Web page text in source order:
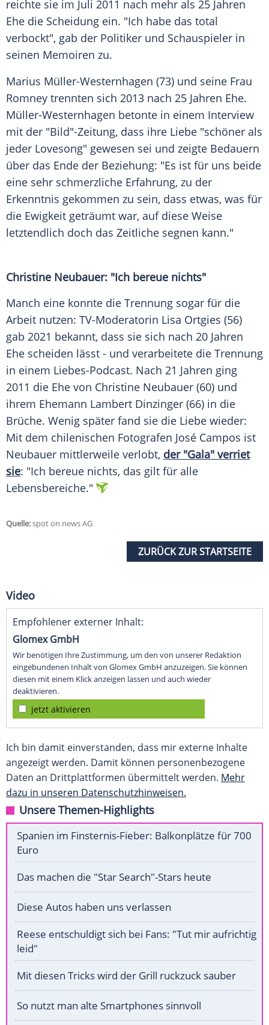
reichte sie im Juli 2011 nach mehr als 25 Jahren
Ehe die Scheidung ein. "Ich habe das total
verbockt", gab der Politiker und Schauspieler in
seinen Memoiren zu.
Marius Müller-Westernhagen (73) und seine Frau
Romney trennten sich 2013 nach 25 Jahren Ehe.
Müller-Westernhagen betonte in einem Interview
mit der "Bild"-Zeitung, dass ihre Liebe "schöner als
jeder Lovesong" gewesen sei und zeigte Bedauern
über das Ende der Beziehung: "Es ist für uns beide
eine sehr schmerzliche Erfahrung, zu der
Erkenntnis gekommen zu sein, dass etwas, was für
die Ewigkeit geträumt war, auf diese Weise
letztendlich doch das Zeitliche segnen kann."
Christine Neubauer: "Ich bereue nichts"
Manch eine konnte die Trennung sogar für die
Arbeit nutzen: TV-Moderatorin Lisa Ortgies (56)
gab 2021 bekannt, dass sie sich nach 20 Jahren
Ehe scheiden lässt - und verarbeitete die Trennung
in einem Liebes-Podcast. Nach 21 Jahren ging
2011 die Ehe von Christine Neubauer (60) und
ihrem Ehemann Lambert Dinzinger (66) in die
Brüche. Wenig später fand sie die Liebe wieder:
Mit dem chilenischen Fotografen José Campos ist
Neubauer mittlerweile verlobt, der "Gala" verriet
sie: "Ich bereue nichts, das gilt für alle
Lebensbereiche."
Quelle:spot on news AG
ZURÜCK ZUR STARTSEITE
Video
Empfohlener externer Inhalt:
Glomex GmbH
Wir benötigen Ihre Zustimmung, um den von unserer Redaktion
eingebundenen Inhalt von Glomex GmbH anzuzeigen. Sie können
diesen mit einem Klick anzeigen lassen und auch wieder
deaktivieren.
jetzt aktivieren
Ich bin damit einverstanden, dass mir externe Inhalte
angezeigt werden. Damit können personenbezogene
Daten an Drittplattformen übermittelt werden. Mehr
dazu in unseren Datenschutzhinweisen.
Unsere Themen-Highlights
Spanien im Finsternis-Fieber: Balkonplätze für 700
Euro
Das machen die "Star Search"-Stars heute
Diese Autos haben uns verlassen
Reese entschuldigt sich bei Fans: "Tut mir aufrichtig
leid"
Mit diesen Tricks wird der Grill ruckzuck sauber
So nutzt man alte Smartphones sinnvoll